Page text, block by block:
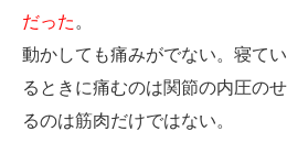
だった。
動かしても痛みがでない。寝て
るときに痛むのは関節の内圧の
るのは筋肉だけではない。